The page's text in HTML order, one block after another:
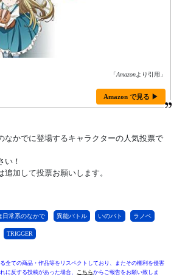
「Amazonより引用」
Amazon で見る ▶
なかでに登場するキャラクターの人気投票で
い！
加して投票お願いします。
日常系のなかで 異能バトル いのバト ラノベ
TRIGGER
全ての商品・作品等をリスペクトしており、またその権利を侵害
に反する投稿があった場合、 こちらからご報告をお願い致しま